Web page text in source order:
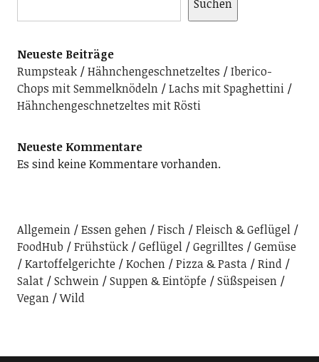
Suchen
Neueste Beiträge
Rumpsteak
Hähnchengeschnetzeltes
Iberico-
Chops mit Semmelknödeln
Lachs mit Spaghettini
Hähnchengeschnetzeltes mit Rösti
Neueste Kommentare
Es sind keine Kommentare vorhanden.
Allgemein Essen gehen Fisch
Fleisch & Geflügel
FoodHub
Frühstück Geflügel Gegrilltes
Gemüse
Kartoffelgerichte
Kochen Pizza & Pasta
Rind
Salat
Schwein Suppen & Eintöpfe
Süßspeisen
Vegan
Wild